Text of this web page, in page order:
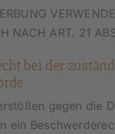
NACH ART. 21
bei der
gegen die
ein